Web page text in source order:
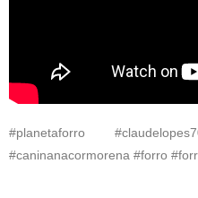
#planetaforro
#caninanacormorena #forro